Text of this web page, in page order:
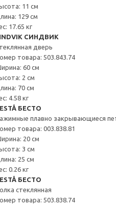
11 см
129 см
17.65 кг
СИНДВИК
дверь
товара: 503.843.74
60 см
2 см
70 см
4.58 кг
БЕСТО
плавно закрывающиеся
товара: 003.838.81
20 см
3 см
25 см
0.26 кг
БЕСТО
стеклянная
товара: 503.838.74